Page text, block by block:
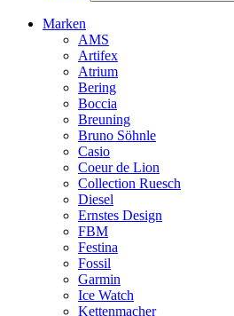
Marken
AMS
Artifex
Atrium
Bering
Boccia
Breuning
Bruno Söhnle
Casio
Coeur de Lion
Collection Ruesch
Diesel
Ernstes Design
FBM
Festina
Fossil
Garmin
Ice Watch
Kettenmacher